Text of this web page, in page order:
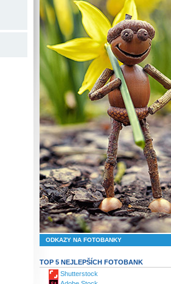
ODKAZY NA FOTOBANKY
TOP 5 NEJLEPŠÍCH FOTOBANK
Shutterstock